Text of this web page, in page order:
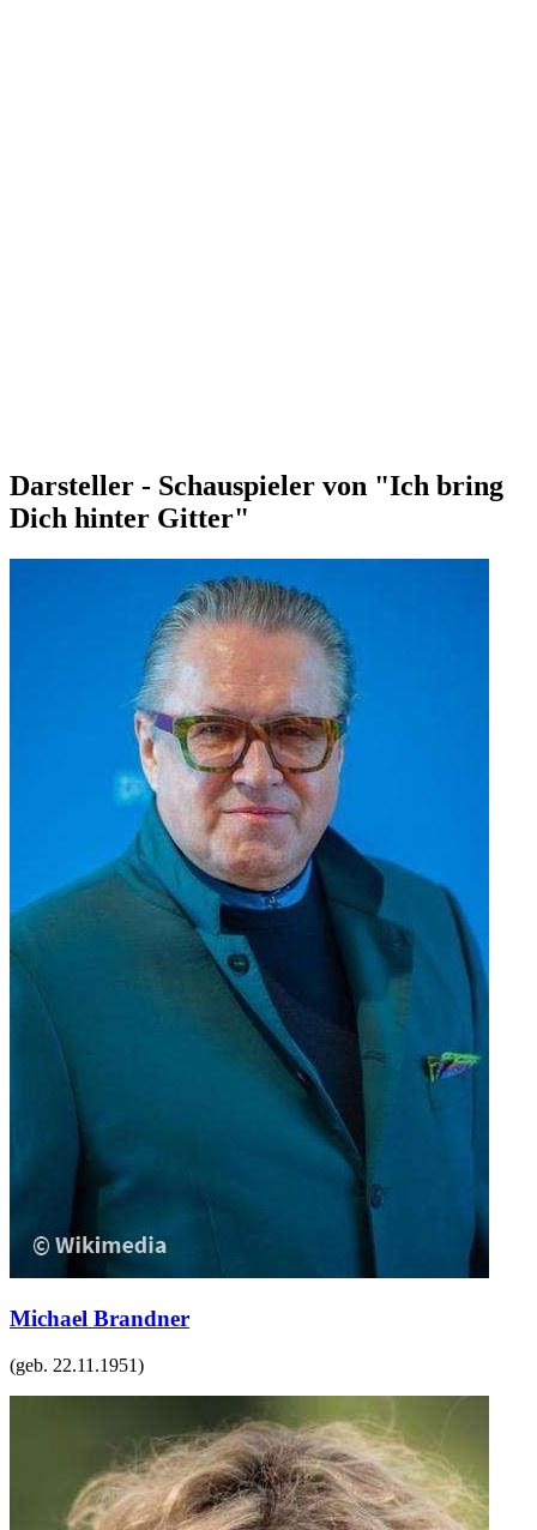
Darsteller - Schauspieler von "Ich bring
Dich hinter Gitter"
Michael Brandner
(geb. 22.11.1951)